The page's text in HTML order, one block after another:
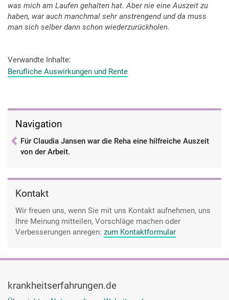
was mich am Laufen gehalten hat. Aber nie eine Auszeit zu
haben, war auch manchmal sehr anstrengend und da muss
man sich selber dann schon wiederzurückholen.
Verwandte Inhalte
Berufliche Auswirkungen und Rente
Navigation
Für Claudia Jansen war die Reha eine hilfreiche Auszeit
von der Arbeit.
Kontakt
Wir freuen uns, wenn Sie mit uns Kontakt aufnehmen, uns
Ihre Meinung mitteilen, Vorschläge machen oder
Verbesserungen anregen: zum Kontaktformular
krankheitserfahrungen.de